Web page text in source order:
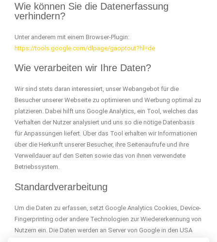
Wie können Sie die Datenerfassung
verhindern?
Unter anderem mit einem Browser-Plugin:
https://tools.google.com/dlpage/gaoptout?hl=de
Wie verarbeiten wir Ihre Daten?
Wir sind stets daran interessiert, unser Webangebot für die
Besucher unserer Webseite zu optimieren und Werbung optimal zu
platzieren. Dabei hilft uns Google Analytics, ein Tool, welches das
Verhalten der Nutzer analysiert und uns so die nötige Datenbasis
für Anpassungen liefert. Über das Tool erhalten wir Informationen
über die Herkunft unserer Besucher, ihre Seitenaufrufe und ihre
Verweildauer auf den Seiten sowie das von ihnen verwendete
Betriebssystem.
Standardverarbeitung
Um die Daten zu erfassen, setzt Google Analytics Cookies, Device-
Fingerprinting oder andere Technologien zur Wiedererkennung von
Nutzern ein. Die Daten werden an Server von Google in den USA